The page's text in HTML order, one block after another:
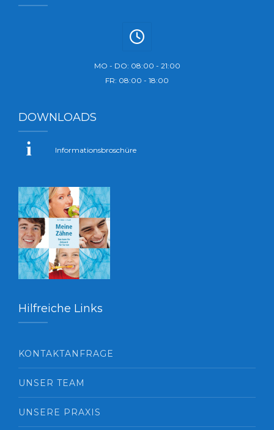
MO - DO: 08:00 - 21:00
FR: 08:00 - 18:00
DOWNLOADS
Informationsbroschüre
Hilfreiche Links
KONTAKTANFRAGE
UNSER TEAM
UNSERE PRAXIS